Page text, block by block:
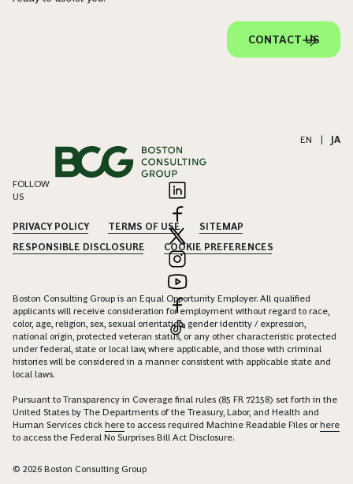
CONTACT US
EN JA
FOLLOW
US
PRIVACY POLICY TERMS OF USE
SITEMAP
RESPONSIBLE DISCLOSURE
COOKIE PREFERENCES
Boston Consulting Group is an Equal Opportunity Employer. All qualified
applicants will receive consideration for employment without regard to race,
color, age, religion, sex, sexual orientation, gender identity / expression,
national origin, protected veteran status, or any other characteristic protected
under federal, state or local law, where applicable, and those with criminal
histories will be considered in a manner consistent with applicable state and
local laws.
Pursuant to Transparency in Coverage final rules (85 FR 72158) set forth in the
United States by The Departments of the Treasury, Labor, and Health and
Human Services click here to access required Machine Readable Files orhere
to access the Federal No Surprises Bill Act Disclosure.
© 2026 Boston Consulting Group